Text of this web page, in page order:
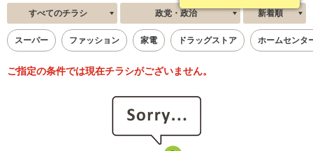
すべてのチラシ 政党・政治 新着順
スーパー ファッション 家電 ドラッグストア ホームセンタ
ご指定の条件では現在チラシがございません。